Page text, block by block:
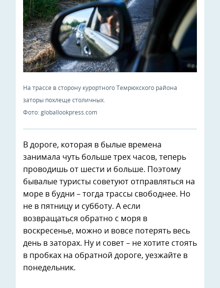
На трассе в сторону курортного Темрюкского района
заторы похлеще столичных.
Фото: globallookpress.com
В дороге, которая в былые времена
занимала чуть больше трех часов, теперь
проводишь от шести и больше. Поэтому
бывалые туристы советуют отправляться на
море в будни – тогда трассы свободнее. Но
не в пятницу и субботу. А если
возвращаться обратно с моря в
воскресенье, можно и вовсе потерять весь
день в заторах. Ну и совет – не хотите стоять
в пробках на обратной дороге, уезжайте в
понедельник.